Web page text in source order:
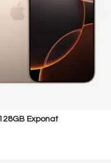
Exponat